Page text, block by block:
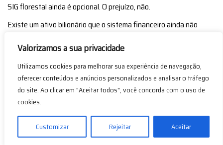
Valorizamos a sua privacidade
Utilizamos cookies para melhorar sua experiência de navegação,
oferecer conteúdos e anúncios personalizados e analisar o tráfego
do site. Ao clicar em "Aceitar todos", você concorda com o uso de
cookies.
Customizar Rejeitar Aceitar
SIG florestal ainda é opcional. O prejuízo, não.
Existe um ativo bilionário que o sistema financeiro ainda não
Grandes empresas florestais já têm GIS. Mas centenas de dados
por segundo viram arquivo — não decisão.
Crédito não vai chegar ao setor florestal por discurso. Vai chegar
por dados confiáveis.